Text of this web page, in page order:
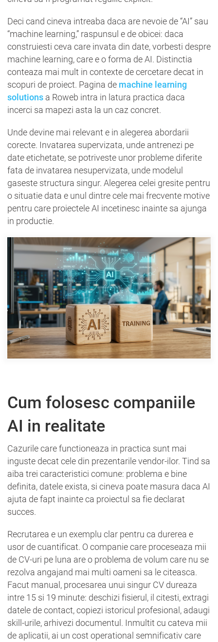
Deci cand cineva intreaba daca are nevoie de “AI” sau
“machine learning,” raspunsul e de obicei: daca
construiesti ceva care invata din date, vorbesti despre
machine learning, care e o forma de AI. Distinctia
conteaza mai mult in contexte de cercetare decat in
scopuri de proiect. Pagina de machine learning
solutions a Roweb intra in latura practica daca
incerci sa mapezi asta la un caz concret.
Unde devine mai relevant e in alegerea abordarii
corecte. Invatarea supervizata, unde antrenezi pe
date etichetate, se potriveste unor probleme diferite
fata de invatarea nesupervizata, unde modelul
gaseste structura singur. Alegerea celei gresite pentru
o situatie data e unul dintre cele mai frecvente motive
pentru care proiectele AI incetinesc inainte sa ajunga
in productie.
Cum folosesc companiile
AI in realitate
Cazurile care functioneaza in practica sunt mai
inguste decat cele din prezentarile vendor-ilor. Tind sa
aiba trei caracteristici comune: problema e bine
definita, datele exista, si cineva poate masura daca AI
ajuta de fapt inainte ca proiectul sa fie declarat
succes.
Recrutarea e un exemplu clar pentru ca durerea e
usor de cuantificat. O companie care proceseaza mii
de CV-uri pe luna are o problema de volum care nu se
rezolva angajand mai multi oameni sa le citeasca.
Facut manual, procesarea unui singur CV dureaza
intre 15 si 19 minute: deschizi fisierul, il citesti, extragi
datele de contact, copiezi istoricul profesional, adaugi
skill-urile, arhivezi documentul. Inmultit cu cateva mii
de aplicatii, ai un cost operational semnificativ care